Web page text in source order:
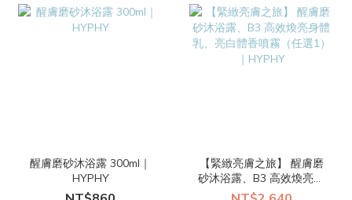
醒膚磨砂沐浴露 300ml｜
HYPHY
【緊緻亮膚之旅】 醒膚磨
砂沐浴露、B3 高效煥亮身
體乳、亮白體香噴霧（任